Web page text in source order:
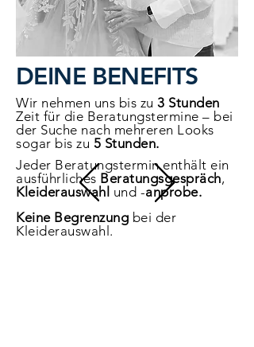
DEINE BENEFITS
Wir nehmen uns bis zu3 Stunden
Zeit für die Beratungstermine – bei
der Suche nach mehreren Looks
sogar bis zu 5 Stunden.
Jeder Beratungstermin enthält ein
ausführliches Beratungsgespräch,
Kleiderauswahl und -anprobe.
Keine Begrenzung bei der
Kleiderauswahl.